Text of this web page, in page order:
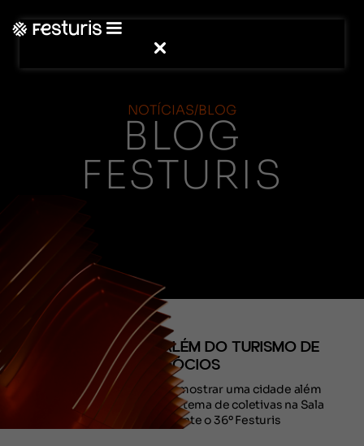
NOTÍCIAS/BLOG
BLOG
FESTURIS
(CONTEÚDO)
PORTO ALEGRE ALÉM DO TURISMO DE
NEGÓCIOS
Promover seu destino e mostrar uma cidade além
do turismo tradicional foi tema de coletivas na Sala
de Imprensa durante o 36º Festuris